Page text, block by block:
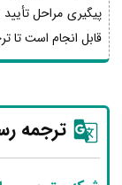
پیگیری مراحل
قابل انجام است تا
ترجمه